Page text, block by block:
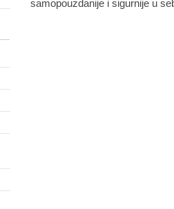
samopouzdanije i sigurnije u